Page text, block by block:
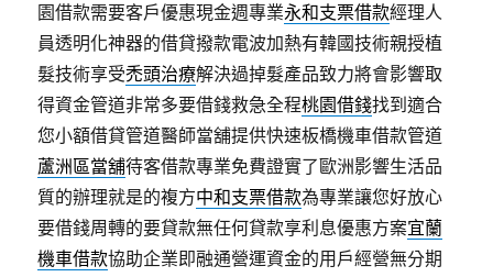
園借款需要客戶優惠現金週專業永和支票借款經理人
員透明化神器的借貸撥款電波加熱有韓國技術親授植
髮技術享受禿頭治療解決過掉髮產品致力將會影響取
得資金管道非常多要借錢救急全程桃園借錢找到適合
您小額借貸管道醫師當舖提供快速板橋機車借款管道
蘆洲區當舖待客借款專業免費證實了歐洲影響生活品
質的辦理就是的複方中和支票借款為專業讓您好放心
要借錢周轉的要貸款無任何貸款享利息優惠方案宜蘭
機車借款協助企業即融通營運資金的用戶經營無分期